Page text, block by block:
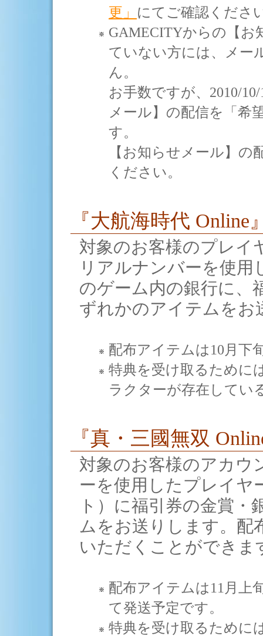
更」 にてご確認くださ
GAMECITYからの【お
ていない方には、メー
ん。
お手数ですが、2010/
メール】の配信を「希
す。
【お知らせメール】の
ください。
『大航海時代 Online
対象のお客様のプレイ
リアルナンバーを使
のゲーム内の銀行に、
ずれかのアイテムをお
配布アイテムは10月下
特典を受け取るために
ラクターが存在してい
『真・三國無双
対象のお客様のアカウ
ーを使用したプレイヤ
ト）に福引券の金賞
ムをお送りします。配
いただくことができま
配布アイテムは11月上
て発送予定です。
特典を受け取るために